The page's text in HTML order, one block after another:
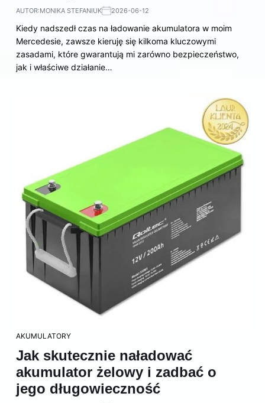
AUTOR:MONIKA STEFANIUK 2026-06-12
Kiedy nadszedł czas na ładowanie akumulatora w moim
Mercedesie, zawsze kieruję się kilkoma kluczowymi
zasadami, które gwarantują mi zarówno bezpieczeństwo,
jak i właściwe działanie…
AKUMULATORY
Jak skutecznie naładować
akumulator żelowy i zadbać o
jego długowieczność